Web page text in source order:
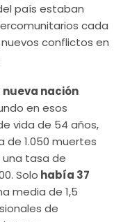
país estaban
cada
conflictos en
nación
en esos
vida de 54 años,
1.050 muertes
una tasa de
Solo había 37
media de 1,5
de